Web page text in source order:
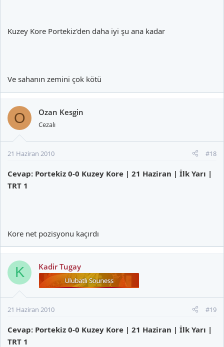
Kuzey Kore Portekiz'den daha iyi şu ana kadar
Ve sahanın zemini çok kötü
O Ozan Kesgin
Cezalı
21 Haziran 2010 #18
Cevap: Portekiz 0-0 Kuzey Kore | 21 Haziran | İlk Yarı |
TRT 1
Kore net pozisyonu kaçırdı
K Kadir Tugay
21 Haziran 2010 #19
Cevap: Portekiz 0-0 Kuzey Kore | 21 Haziran | İlk Yarı |
TRT 1